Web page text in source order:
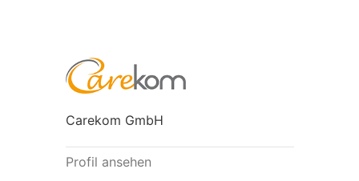
Carekom GmbH
Profil ansehen